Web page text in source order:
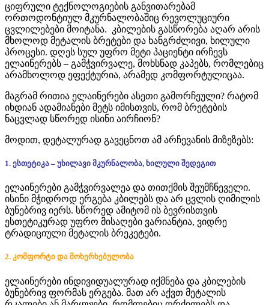
ციფრული ტექნოლოგიების განვითარებამ
ორთოდონტიულ მკურნალობაშიც რევოლუციური
ცვლილებები მოიტანა. კბილების გასწორება აღარ არის
მხოლოდ მეტალის ბრეტები და ხანგრძლივი, ხილული
პროცესი. დღეს სულ უფრო მეტი პაციენტი ირჩევს
ელაინერებს – გამჭვირვალე, მოხსნად კაპებს, რომლებიც
არამხოლოდ ეფექტურია, არამედ კომფორტულიცაა.
მაგრამ რითია ელაინერები ასეთი გამორჩეული? რატომ
იხდიან ადამიანები მეტს იმისთვის, რომ ბრეტების
ნაცვლად სწორედ ისინი აირჩიონ?
მოდით, დეტალურად გავეცნოთ ამ არჩევანის მიზეზებს:
1. ესთეტიკა – უხილავი მკურნალობა, ხილული შედეგით
ელაინერები გამჭვირვალეა და თითქმის შეუმჩნეველი.
ისინი მჭიდროდ ერგება კბილებს და არ ცვლის ღიმილის
ბუნებრივ იერს. სწორედ ამიტომ ის ბევრისთვის
ესთეტიკურად უფრო მისაღები ვარიანტია, ვიდრე
ტრადიციული მეტალის ბრეკეტები.
2. კომფორტი და მოხერხებულობა
ელაინერები ინდივიდუალურად იქმნება და კბილების
ბუნებრივ ფორმას ერგება. მათ არ აქვთ მეტალის